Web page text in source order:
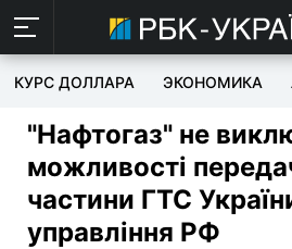
КУРС ДОЛЛАРА ЭКОНОМИКА
"Нафтогаз" не
можливості
частини ГТС
управління РФ